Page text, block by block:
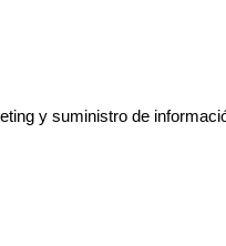
y suministro de